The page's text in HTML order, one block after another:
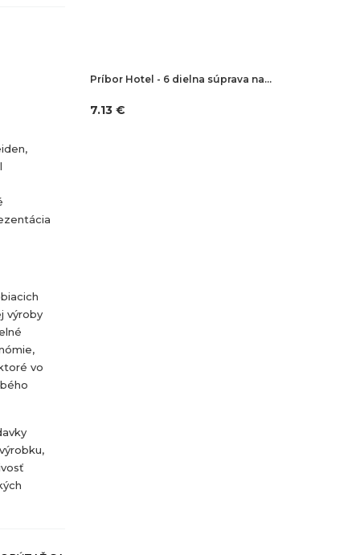
výroby
vo
Príbor Hotel - 6 dielna súprava na…
7.13 €